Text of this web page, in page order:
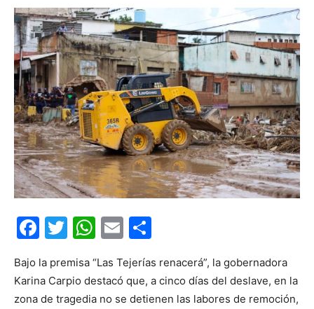
Facebook
Twitter
WhatsApp
Email
Bajo la premisa “Las Tejerías renacerá”, la gobernadora
Karina Carpio destacó que, a cinco días del deslave, en la
zona de tragedia no se detienen las labores de remoción,